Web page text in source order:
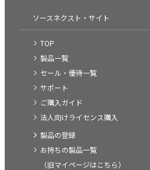
ソースネクスト・サイト
TOP
製品一覧
セール・優待一覧
サポート
ご購入ガイド
法人向けライセンス購入
製品の登録
お持ちの製品一覧
（旧マイページはこちら）